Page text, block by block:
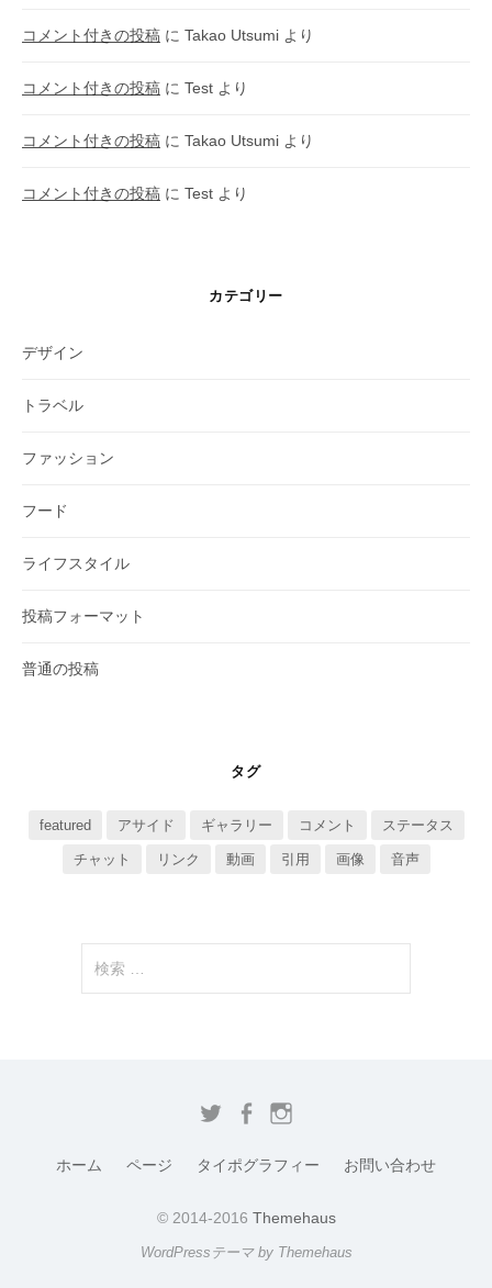
コメント付きの投稿 に Takao Utsumi より
コメント付きの投稿 に Test より
コメント付きの投稿 に Takao Utsumi より
コメント付きの投稿 に Test より
カテゴリー
デザイン
トラベル
ファッション
フード
ライフスタイル
投稿フォーマット
普通の投稿
タグ
featured アサイド ギャラリー コメント ステータス
チャット リンク 動画 引用 画像 音声
c
o
s
g
ホーム ページ タイポグラフィー お問い合わせ
© 2014-2016 Themehaus
WordPressテーマ by Themehaus